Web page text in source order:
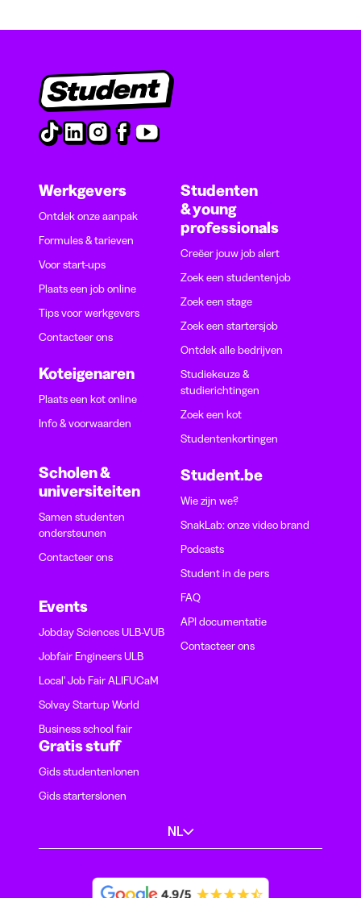
Werkgevers
Ontdek onze aanpak
Formules & tarieven
Voor start-ups
Plaats een job online
Tips voor werkgevers
Contacteer ons
Koteigenaren
Plaats een kot online
Info & voorwaarden
Scholen &
universiteiten
Samen studenten
ondersteunen
Contacteer ons
Events
Jobday Sciences ULB-VUB
Jobfair Engineers ULB
Local' Job Fair ALIFUCaM
Solvay Startup World
Business school fair
Studenten
& young
professionals
Creëer jouw job alert
Zoek een studentenjob
Zoek een stage
Zoek een startersjob
Ontdek alle bedrijven
Studiekeuze &
studierichtingen
Zoek een kot
Studentenkortingen
Student.be
Wie zijn we?
SnakLab: onze video brand
Podcasts
Student in de pers
FAQ
API documentatie
Contacteer ons
Gratis stuff
Gids studentenlonen
Gids starterslonen
NL